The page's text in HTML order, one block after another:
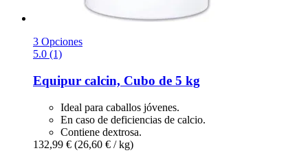
3 Opciones
5.0 (1)
Equipur calcin, Cubo de 5 kg
Ideal para caballos jóvenes.
En caso de deficiencias de calcio.
Contiene dextrosa.
132,99 € (26,60 € / kg)